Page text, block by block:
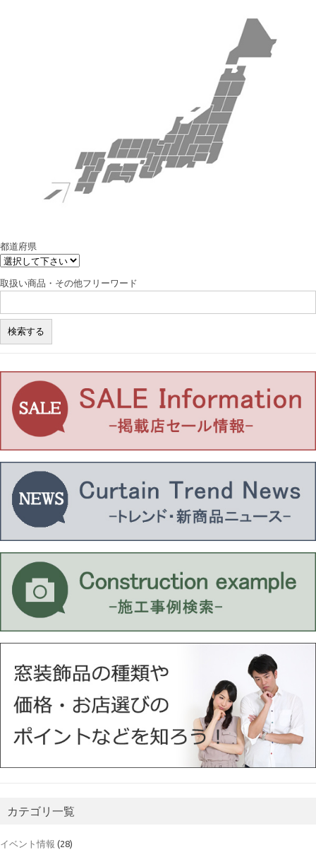
都道府県
取扱い商品・その他フリーワード
カテゴリ一覧
イベント情報 (28)